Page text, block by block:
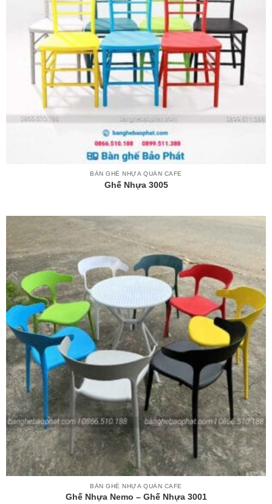
BÀN GHẾ NHỰA QUÁN CAFE
Ghế Nhựa 3005
BÀN GHẾ NHỰA QUÁN CAFE
Ghế Nhựa Nemo – Ghế Nhựa 3001